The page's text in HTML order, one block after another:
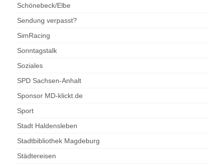
Schönebeck/Elbe
Sendung verpasst?
SimRacing
Sonntagstalk
Soziales
SPD Sachsen-Anhalt
Sponsor MD-klickt.de
Sport
Stadt Haldensleben
Stadtbibliothek Magdeburg
Städtereisen